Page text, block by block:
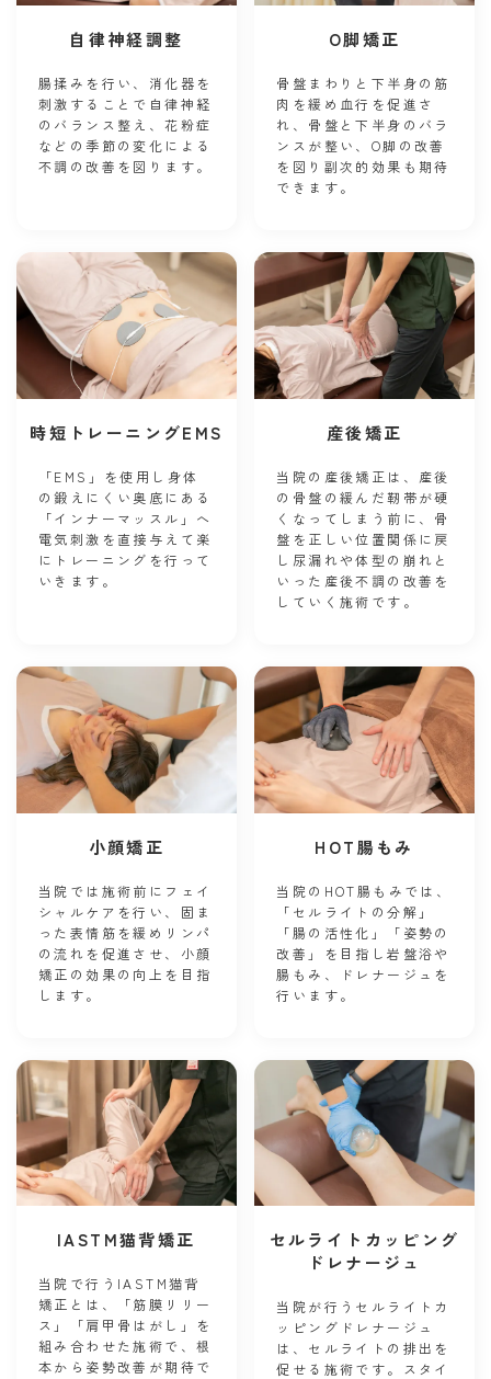
自律神経調整
腸揉みを行い、消化器を
刺激することで自律神経
のバランス整え、花粉症
などの季節の変化による
不調の改善を図ります。
O脚矯正
骨盤まわりと下半身の筋
肉を緩め血行を促進さ
れ、骨盤と下半身のバラ
ンスが整い、O脚の改善
を図り副次的効果も期待
できます。
時短トレーニングEMS
「EMS」を使用し身体
の鍛えにくい奥底にある
「インナーマッスル」へ
電気刺激を直接与えて楽
にトレーニングを行って
いきます。
産後矯正
当院の産後矯正は、産後
の骨盤の緩んだ靭帯が硬
くなってしまう前に、骨
盤を正しい位置関係に戻
し尿漏れや体型の崩れと
いった産後不調の改善を
していく施術です。
小顔矯正
当院では施術前にフェイ
シャルケアを行い、固ま
った表情筋を緩めリンパ
の流れを促進させ、小顔
矯正の効果の向上を目指
します。
HOT腸もみ
当院のHOT腸もみでは、
「セルライトの分解」
「腸の活性化」「姿勢の
改善」を目指し岩盤浴や
腸もみ、ドレナージュを
行います。
IASTM猫背矯正
当院で行うIASTM猫背
矯正とは、「筋膜リリー
ス」「肩甲骨はがし」を
組み合わせた施術で、根
本から姿勢改善が期待で
セルライトカッピング
ドレナージュ
当院が行うセルライトカ
ッピングドレナージュ
は、セルライトの排出を
促せる施術です。スタイ